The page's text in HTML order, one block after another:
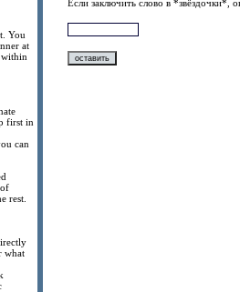
You
at
first in
can
rest.
what
Если заключить слово в *звёздочки*,